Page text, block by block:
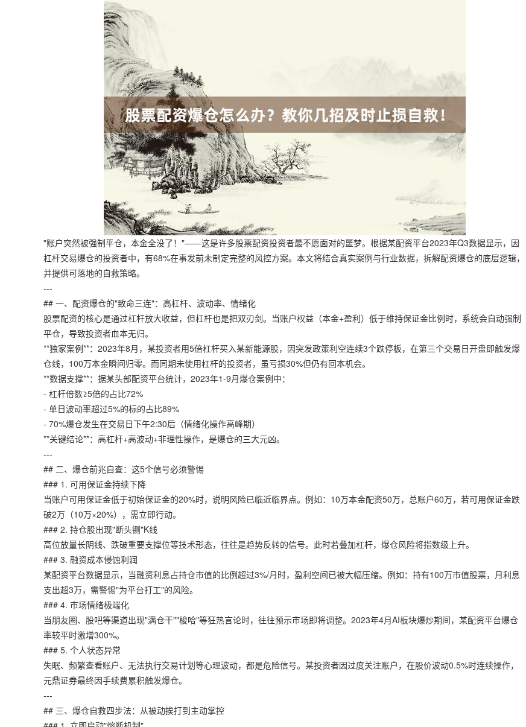
"账户突然被强制平仓，本金全没了！"——这是许多股票配资投资者最不愿面对的噩梦。根据某配资平台2023年Q3数据显示，因
杠杆交易爆仓的投资者中，有68%在事发前未制定完整的风控方案。本文将结合真实案例与行业数据，拆解配资爆仓的底层逻辑，
并提供可落地的自救策略。
---
## 一、配资爆仓的"致命三连"：高杠杆、波动率、情绪化
股票配资的核心是通过杠杆放大收益，但杠杆也是把双刃剑。当账户权益（本金+盈利）低于维持保证金比例时，系统会自动强制
平仓，导致投资者血本无归。
**独家案例**：2023年8月，某投资者用5倍杠杆买入某新能源股，因突发政策利空连续3个跌停板，在第三个交易日开盘即触发爆
仓线，100万本金瞬间归零。而同期未使用杠杆的投资者，虽亏损30%但仍有回本机会。
**数据支撑**：据某头部配资平台统计，2023年1-9月爆仓案例中：
- 杠杆倍数≥5倍的占比72%
- 单日波动率超过5%的标的占比89%
- 70%爆仓发生在交易日下午2:30后（情绪化操作高峰期）
**关键结论**：高杠杆+高波动+非理性操作，是爆仓的三大元凶。
---
## 二、爆仓前兆自查：这5个信号必须警惕
### 1. 可用保证金持续下降
当账户可用保证金低于初始保证金的20%时，说明风险已临近临界点。例如：10万本金配资50万，总账户60万，若可用保证金跌
破2万（10万×20%），需立即行动。
### 2. 持仓股出现"断头铡"K线
高位放量长阴线、跌破重要支撑位等技术形态，往往是趋势反转的信号。此时若叠加杠杆，爆仓风险将指数级上升。
### 3. 融资成本侵蚀利润
某配资平台数据显示，当融资利息占持仓市值的比例超过3%/月时，盈利空间已被大幅压缩。例如：持有100万市值股票，月利息
支出超3万，需警惕"为平台打工"的风险。
### 4. 市场情绪极端化
当朋友圈、股吧等渠道出现"满仓干""梭哈"等狂热言论时，往往预示市场即将调整。2023年4月AI板块爆炒期间，某配资平台爆仓
率较平时激增300%。
### 5. 个人状态异常
失眠、频繁查看账户、无法执行交易计划等心理波动，都是危险信号。某投资者因过度关注账户，在股价波动0.5%时连续操作，
元鼎证券最终因手续费累积触发爆仓。
---
## 三、爆仓自救四步法：从被动挨打到主动掌控